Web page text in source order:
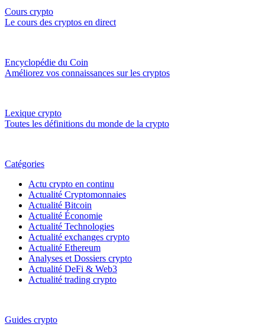
Cours crypto
Le cours des cryptos en direct
Encyclopédie du Coin
Améliorez vos connaissances sur les cryptos
Lexique crypto
Toutes les définitions du monde de la crypto
Catégories
Actu crypto en continu
Actualité Cryptomonnaies
Actualité Bitcoin
Actualité Économie
Actualité Technologies
Actualité exchanges crypto
Actualité Ethereum
Analyses et Dossiers crypto
Actualité DeFi & Web3
Actualité trading crypto
Guides crypto